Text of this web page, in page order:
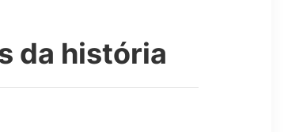
da história